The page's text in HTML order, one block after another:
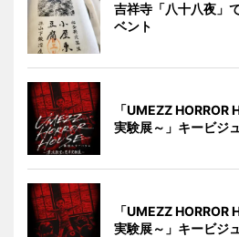
吉祥寺「八十八夜」
ベント
「UMEZZ HORROR
実験展～」キービジ
「UMEZZ HORROR
実験展～」キービジ